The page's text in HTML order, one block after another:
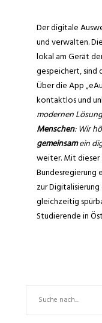
Der digitale
und verwalten. Die
lokal am Gerät
gespeichert, sind
Über die App
kontaktlos und
modernen
Menschen: Wir
gemeinsamein
weiter. Mit
Bundesregierung
zur
gleichzeitig
Studierende in